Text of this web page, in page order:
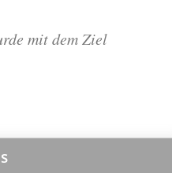
mit dem Ziel